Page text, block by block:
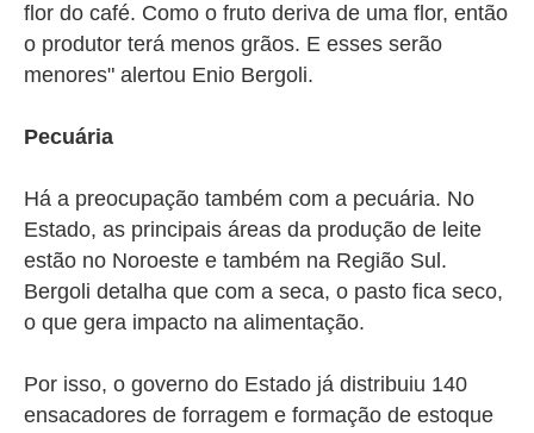
flor do café. Como o fruto deriva de uma flor, então
o produtor terá menos grãos. E esses serão
menores" alertou Enio Bergoli.
Pecuária
Há a preocupação também com a pecuária. No
Estado, as principais áreas da produção de leite
estão no Noroeste e também na Região Sul.
Bergoli detalha que com a seca, o pasto fica seco,
o que gera impacto na alimentação.
Por isso, o governo do Estado já distribuiu 140
ensacadores de forragem e formação de estoque